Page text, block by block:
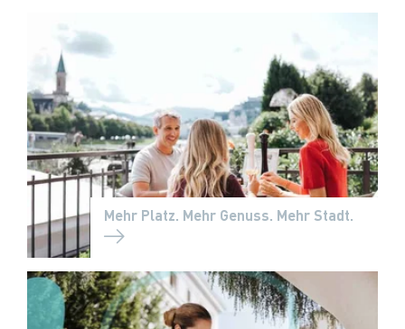
Mehr Platz. Mehr Genuss. Mehr Stadt.